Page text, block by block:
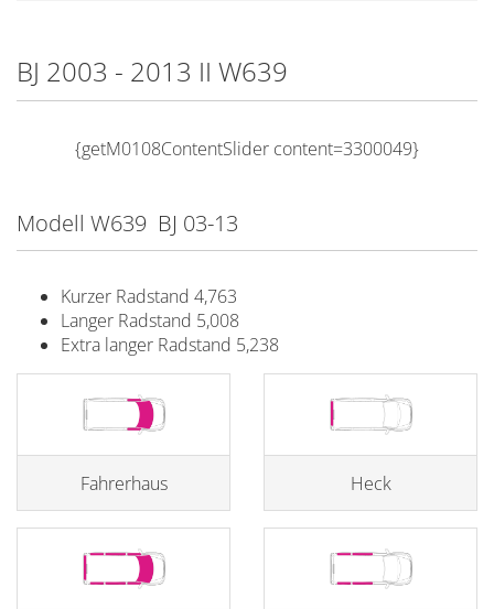
BJ 2003 - 2013 II W639
{getM0108ContentSlider content=3300049}
Modell W639 BJ 03-13
Kurzer Radstand 4,763
Langer Radstand 5,008
Extra langer Radstand 5,238
Fahrerhaus Heck